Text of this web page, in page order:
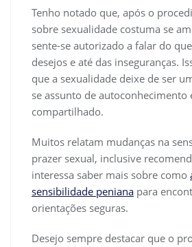
Tenho notado que, após o
sobre sexualidade costuma se
sente-se autorizado a falar do
desejos e até das inseguranças.
que a sexualidade deixe de ser
se assunto de autoconhecimento
compartilhado.
Muitos relatam mudanças na
prazer sexual, inclusive
interessa saber mais sobre como
sensibilidade peniana para
orientações seguras.
Desejo sempre destacar que o